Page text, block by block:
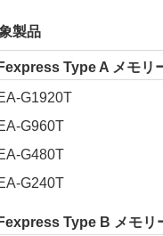
製品
Type A メモリ
G1920T
G960T
G480T
G240T
Type B メモリ